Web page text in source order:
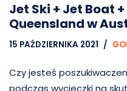
Jet Ski + Jet Boat
Queensland w
15 PAŹDZIERNIKA 2021
Czy jesteś